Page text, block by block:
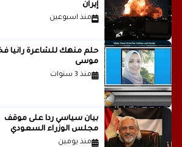
إيران
منذ اسبوعين
حلم منهك للشاعرة
موسى
منذ 3 سنوات
بيان سياسي رداً على موقف
مجلس الوزراء السعودي
منذ يومين